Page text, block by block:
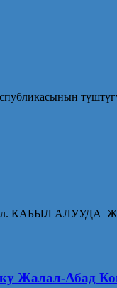
жыл. КАБЫЛ
Абад